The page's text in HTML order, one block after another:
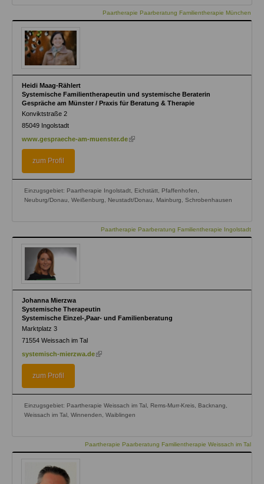
Paartherapie Paarberatung Familientherapie München
Heidi Maag-Rählert
Systemische Familientherapeutin und systemische Beraterin
Gespräche am Münster / Praxis für Beratung & Therapie
Konviktstraße 2
85049 Ingolstadt
www.gespraeche-am-muenster.de (link
zum Profil
Einzugsgebiet: Paartherapie Ingolstadt, Eichstätt, Pfaffenhofen,
Neuburg/Donau, Weißenburg, Neustadt/Donau, Mainburg, Schrobenhausen
Paartherapie Paarberatung Familientherapie Ingolstadt
Johanna Mierzwa
Systemische Therapeutin
Systemische Einzel-,Paar- und Familienberatung
Marktplatz 3
71554 Weissach im Tal
systemisch-mierzwa.de (link
zum Profil
Einzugsgebiet: Paartherapie Weissach im Tal, Rems-Murr-Kreis, Backnang,
Weissach im Tal, Winnenden, Waiblingen
Paartherapie Paarberatung Familientherapie Weissach im Tal